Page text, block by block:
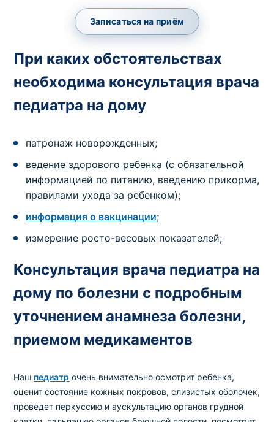
Записаться на приём
При каких обстоятельствах
необходима консультация врача
педиатра на дому
патронаж новорожденных;
ведение здорового ребенка (с обязательной
информацией по питанию, введению прикорма,
правилами ухода за ребенком);
информация о вакцинации;
измерение росто-весовых показателей;
Консультация врача педиатра на
дому по болезни с подробным
уточнением анамнеза болезни,
приемом медикаментов
Наш педиатр очень внимательно осмотрит ребенка,
оценит состояние кожных покровов, слизистых оболочек,
проведет перкуссию и аускультацию органов грудной